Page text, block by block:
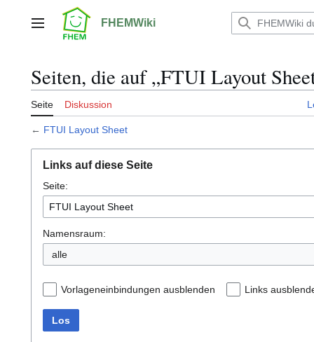
springenHauptmenü FHEMWiki
Seiten, die auf „FTUI Layout
Seite Diskussion
← FTUI Layout Sheet
Links auf diese Seite
Seite:
Namensraum:
alle
Vorlageneinbindungen ausblenden Links
Los